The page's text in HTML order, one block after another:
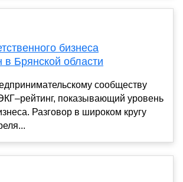
бизнеса
в Брянской области
сообществу
показывающий уровень
Разговор в широком кругу